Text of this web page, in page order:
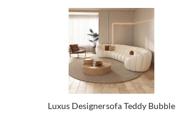
Luxus Designersofa Teddy Bubble